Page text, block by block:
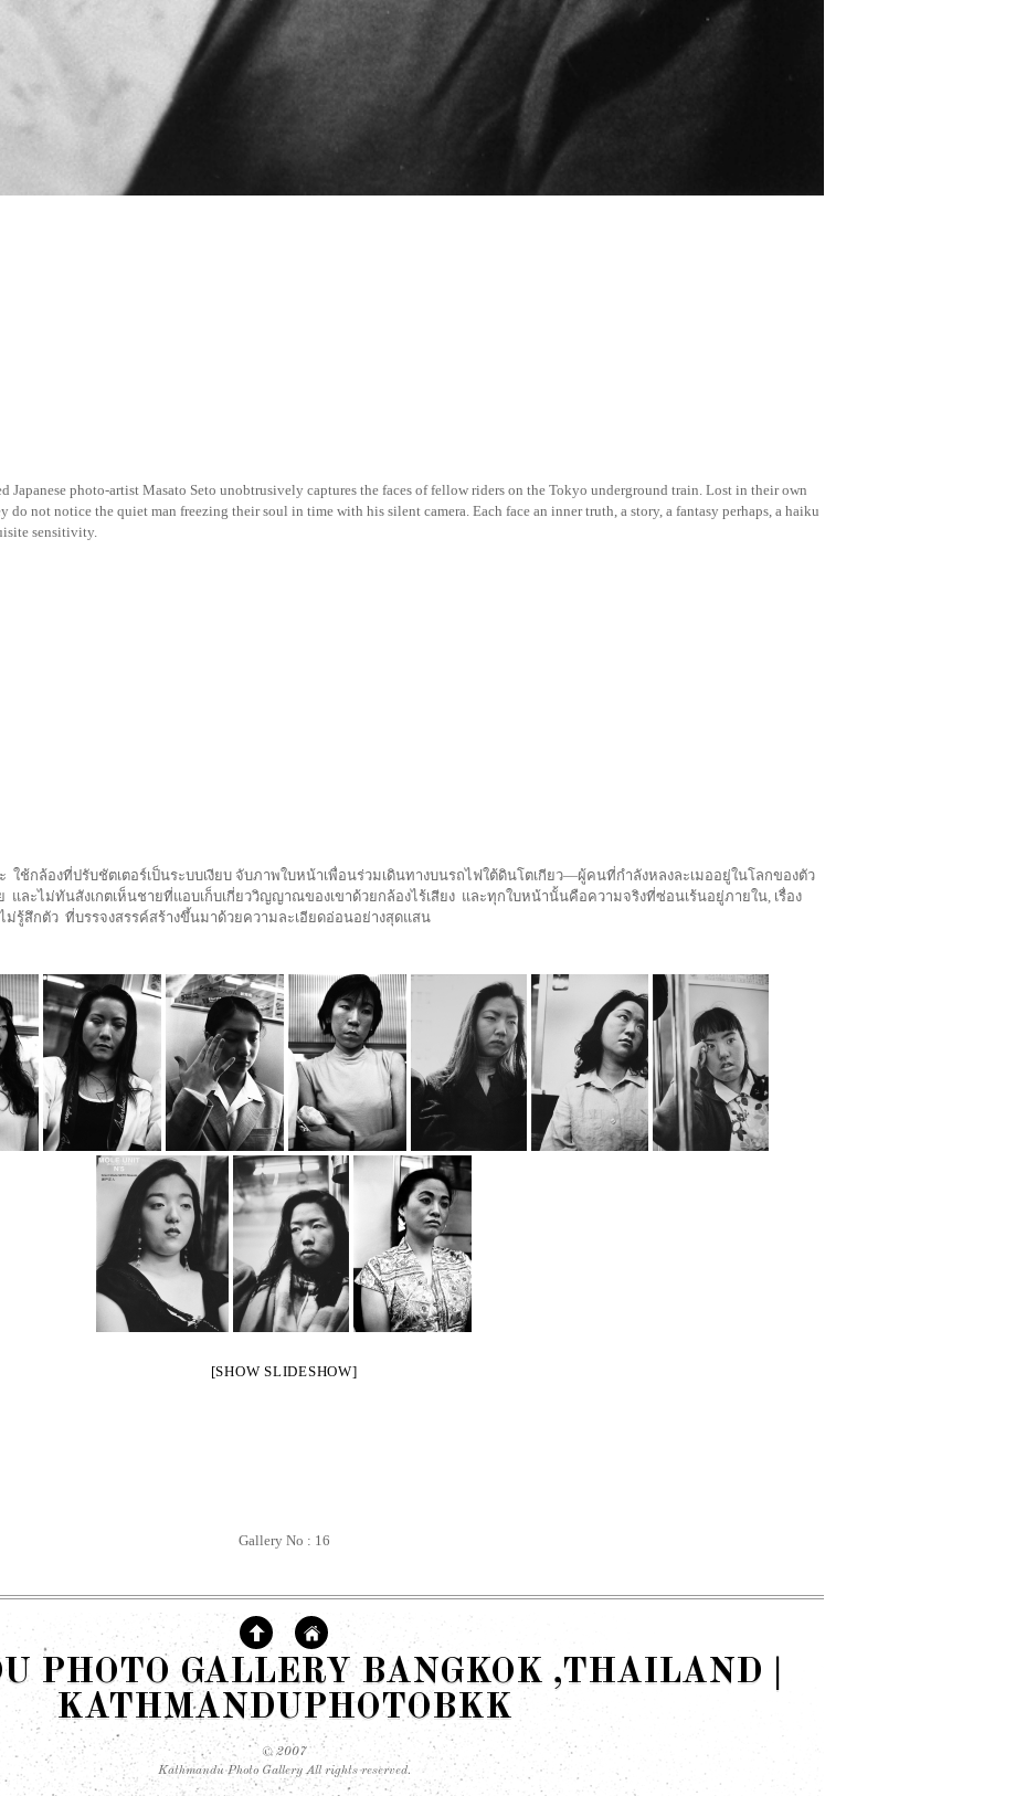
Japanese photo-artist Masato Seto unobtrusively captures the faces of fellow riders on the Tokyo underground train. Lost in their own
not notice the quiet man freezing their soul in time with his silent camera. Each face an inner truth, a story, a fantasy perhaps, a haiku
sensitivity.
ช้กล้องที่ปรับชัตเตอร์เป็นระบบเงียบ จับภาพใบหน้าเพื่อนร่วมเดินทางบนรถไฟใต้ดินโตเกียว—ผู้คนที่กำลังหลงละเมออยู่ในโลกของตัว
ละไม่ทันสังเกตเห็นชายที่แอบเก็บเกี่ยววิญญาณของเขาด้วยกล้องไร้เสียง และทุกใบหน้านั้นคือความจริงที่ซ่อนเร้นอยู่ภายใน, เรื่อง
รู้สึกตัว ที่บรรจงสรรค์สร้างขึ้นมาด้วยความละเอียดอ่อนอย่างสุดแสน
[SHOW SLIDESHOW]
Gallery No : 16
PHOTO GALLERY BANGKOK ,THAILAND |
KATHMANDUPHOTOBKK
© 2007
Kathmandu Photo Gallery All rights reserved.